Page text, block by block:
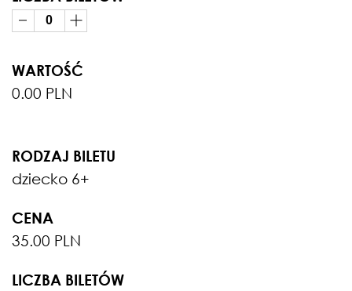
WARTOŚĆ
0.00 PLN
RODZAJ BILETU
dziecko 6+
CENA
35.00 PLN
LICZBA BILETÓW